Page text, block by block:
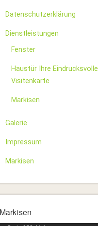
Datenschutzerklärung
Dienstleistungen
Fenster
Haustür Ihre Eindrucksvolle
Visitenkarte
Markisen
Galerie
Impressum
Markisen
Markisen